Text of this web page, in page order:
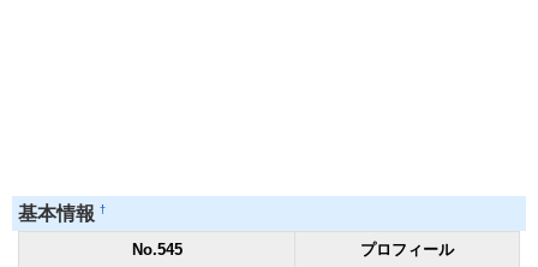
基本情報 †
No.545 プロフィール